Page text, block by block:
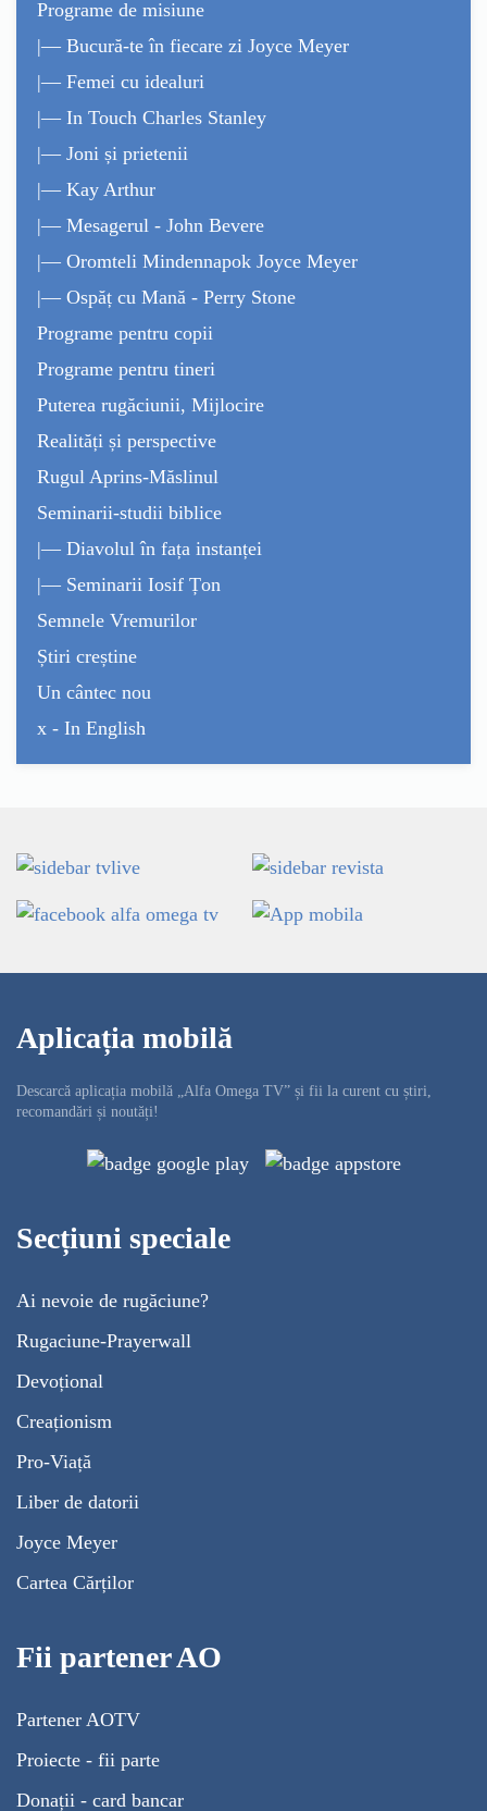
Programe de misiune
|— Bucură-te în fiecare zi Joyce Meyer
|— Femei cu idealuri
|— In Touch Charles Stanley
|— Joni și prietenii
|— Kay Arthur
|— Mesagerul - John Bevere
|— Oromteli Mindennapok Joyce Meyer
|— Ospăț cu Mană - Perry Stone
Programe pentru copii
Programe pentru tineri
Puterea rugăciunii, Mijlocire
Realități și perspective
Rugul Aprins-Măslinul
Seminarii-studii biblice
|— Diavolul în fața instanței
|— Seminarii Iosif Țon
Semnele Vremurilor
Știri creștine
Un cântec nou
x - In English
Aplicația mobilă
Descarcă aplicația mobilă „Alfa Omega TV” și fii la curent cu știri,
recomandări și noutăți!
Secțiuni speciale
Ai nevoie de rugăciune?
Rugaciune-Prayerwall
Devoțional
Creaționism
Pro-Viață
Liber de datorii
Joyce Meyer
Cartea Cărților
Fii partener AO
Partener AOTV
Proiecte - fii parte
Donații - card bancar